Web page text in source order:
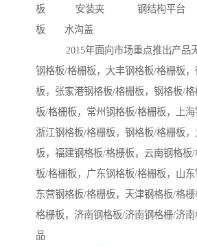
板 安装夹 钢结构平台
板 水沟盖
2015年面向市场重点推出产品无
钢格板/格栅板，大丰钢格板/格栅板
板，张家港钢格板/格栅板，钢格板/
板/格栅板，常州钢格板/格栅板，上海
浙江钢格板/格栅板，钢格板/格栅板
板，福建钢格板/格栅板，云南钢格板
板/格栅板，广东钢格板/格栅板，山东
东营钢格板/格栅板，天津钢格板/格
格栅板，济南钢格板/济南钢格栅/济
品